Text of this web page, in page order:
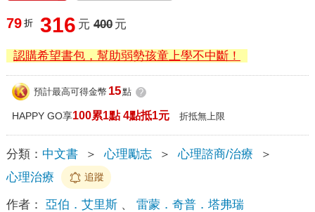
79 折 316 元 400 元
認購希望書包，幫助弱勢孩童上學不中斷！
預計最高可得金幣 15點 ?
HAPPY GO享100累1點 4點抵1元 折抵無上限
分類： 中文書 ＞ 心理勵志 ＞ 心理諮商/治療
＞
心理治療
追蹤
作者： 亞伯．艾里斯、 雷蒙．奇普．塔弗瑞